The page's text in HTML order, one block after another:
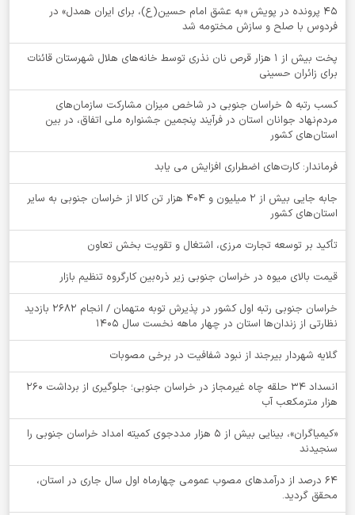
۴۵ پرونده در پویش «به عشق امام حسین(ع)، برای ایران همدل» در
فردوس با صلح و سازش مختومه شد
پخت بیش از 1 هزار قرص نان نذری توسط خانه‌های هلال شهرستان قائنات
برای زائران حسینی
کسب رتبه ۵ خراسان جنوبی در شاخص میزان مشارکت سازمان‌های
مردم‌نهاد جوانان استان در فرآیند پنجمین جشنواره ملی اتفاق، در بین
استان‌های کشور
فرماندار: کارت‌های اضطراری افزایش می یابد
جابه جایی بیش از 2 میلیون و 404 هزار تن کالا از خراسان جنوبی به سایر
استان‌های کشور
تأکید بر توسعه تجارت مرزی، اشتغال و تقویت بخش تعاون
قیمت بالای میوه در خراسان جنوبی زیر ذره‌بین کارگروه تنظیم بازار
خراسان جنوبی رتبه اول کشور در پذیرش توبه متهمان / انجام ۲۶۸۲ بازدید
نظارتی از زندان‌ها استان در چهار ماهه نخست سال 1405
گلایه شهردار بیرجند از نبود شفافیت در برخی مصوبات
انسداد ۳۴ حلقه چاه غیرمجاز در خراسان جنوبی؛ جلوگیری از برداشت ۲۶۰
هزار مترمکعب آب
«کیمیاگران»، بینایی بیش از ۵ هزار مددجوی کمیته امداد خراسان جنوبی را
سنجیدند
64 درصد از درآمدهای مصوب عمومی چهارماه اول سال جاری در استان،
محقق گردید.